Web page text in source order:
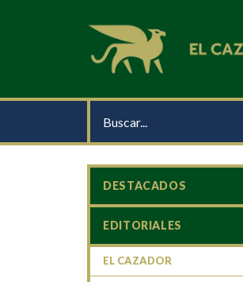
DESTACADOS
EDITORIALES
EL CAZADOR